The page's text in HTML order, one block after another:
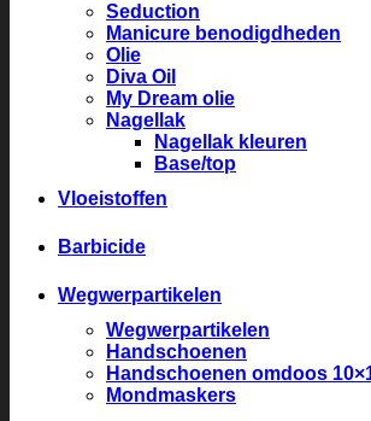
Seduction
Manicure benodigdheden
Olie
Diva Oil
My Dream olie
Nagellak
Nagellak kleuren
Base/top
Vloeistoffen
Barbicide
Wegwerpartikelen
Wegwerpartikelen
Handschoenen
Handschoenen omdoos
Mondmaskers